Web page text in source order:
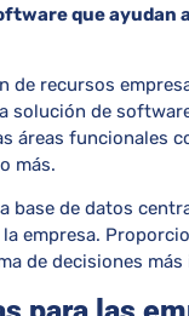
que ayudan
de recursos
solución de
áreas funcionales
más.
base de datos
empresa.
de decisiones